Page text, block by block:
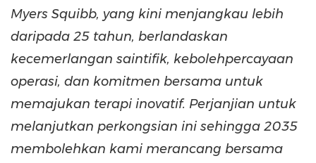
Myers Squibb, yang kini menjangkau lebih
daripada 25 tahun, berlandaskan
kecemerlangan saintifik, kebolehpercayaan
operasi, dan komitmen bersama untuk
memajukan terapi inovatif. Perjanjian untuk
melanjutkan perkongsian ini sehingga 2035
membolehkan kami merancang bersama